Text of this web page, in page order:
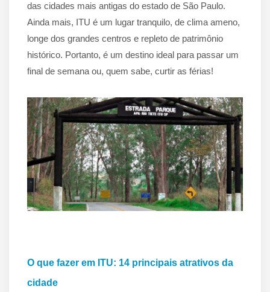
das cidades mais antigas do estado de São Paulo.
Ainda mais, ITU é um lugar tranquilo, de clima ameno,
longe dos grandes centros e repleto de patrimônio
histórico. Portanto, é um destino ideal para passar um
final de semana ou, quem sabe, curtir as férias!
O que fazer em ITU: 14 principais atrativos da
cidade